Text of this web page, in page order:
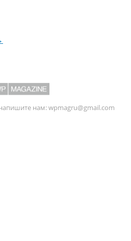
нам:wpmagru@gmail.com